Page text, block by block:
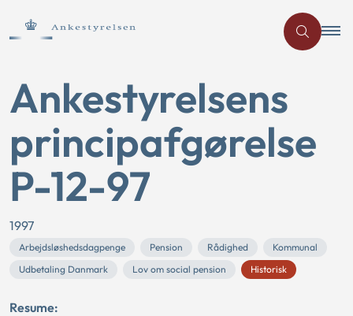
Ankestyrelsens
principafgørelse
P-12-97
1997
Arbejdsløshedsdagpenge Pension Rådighed
Kommunal
Udbetaling Danmark
Lov om social pension Historisk
Resume: